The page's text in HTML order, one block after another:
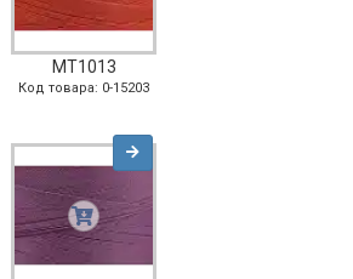
MT1013
Код товара: 0-15203